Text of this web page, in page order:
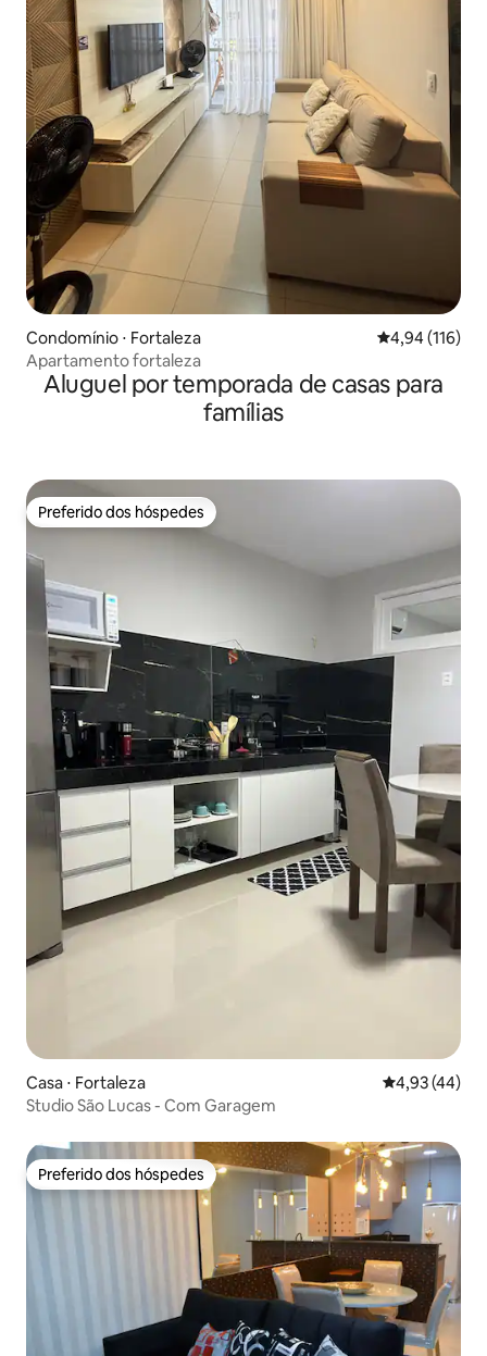
Condomínio ⋅ Fortaleza 4,94 de uma
4,94 (116)
Apartamento fortaleza
Aluguel por temporada de casas para
famílias
Preferido dos hóspedes
Preferido dos hóspedes
Casa ⋅ Fortaleza 4,93 de uma
4,93 (44)
Studio São Lucas - Com Garagem
Preferido dos hóspedes
Preferido dos hóspedes